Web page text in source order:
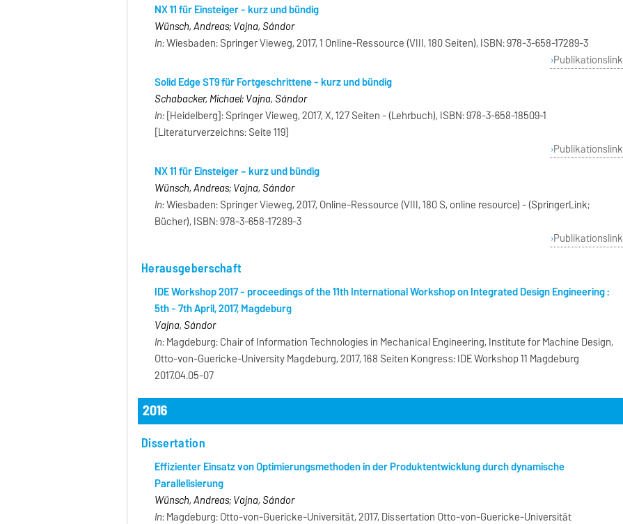
NX 11 für Einsteiger - kurz und bündig
Wünsch, Andreas; Vajna, Sándor
In:Wiesbaden: Springer Vieweg, 2017, 1 Online-Ressource (VIII, 180 Seiten), ISBN: 978-3-658-17289-3
Publikationslink
Solid Edge ST9 für Fortgeschrittene - kurz und bündig
Schabacker, Michael; Vajna, Sándor
In:[Heidelberg]: Springer Vieweg, 2017, X, 127 Seiten - (Lehrbuch), ISBN: 978-3-658-18509-1
[Literaturverzeichns: Seite 119]
Publikationslink
NX 11 für Einsteiger – kurz und bündig
Wünsch, Andreas; Vajna, Sándor
In:Wiesbaden: Springer Vieweg, 2017, Online-Ressource (VIII, 180 S, online resource) - (SpringerLink;
Bücher), ISBN: 978-3-658-17289-3
Publikationslink
Herausgeberschaft
IDE Workshop 2017 - proceedings of the 11th International Workshop on Integrated Design Engineering :
5th - 7th April, 2017, Magdeburg
Vajna, Sándor
In:Magdeburg: Chair of Information Technologies in Mechanical Engineering, Institute for Machine Design,
Otto-von-Guericke-University Magdeburg, 2017, 168 Seiten Kongress: IDE Workshop 11 Magdeburg
2017.04.05-07
2016
Dissertation
Effizienter Einsatz von Optimierungsmethoden in der Produktentwicklung durch dynamische
Parallelisierung
Wünsch, Andreas; Vajna, Sándor
In:Magdeburg: Otto-von-Guericke-Universität, 2017, Dissertation Otto-von-Guericke-Universität